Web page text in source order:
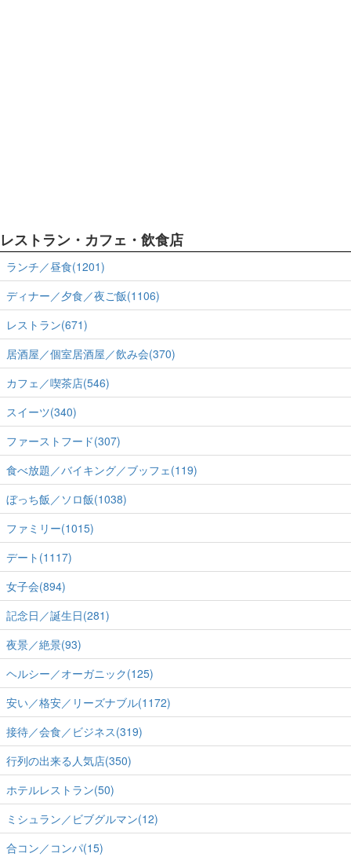
レストラン・カフェ・飲食店
ランチ／昼食(1201)
ディナー／夕食／夜ご飯(1106)
レストラン(671)
居酒屋／個室居酒屋／飲み会(370)
カフェ／喫茶店(546)
スイーツ(340)
ファーストフード(307)
食べ放題／バイキング／ブッフェ(119)
ぼっち飯／ソロ飯(1038)
ファミリー(1015)
デート(1117)
女子会(894)
記念日／誕生日(281)
夜景／絶景(93)
ヘルシー／オーガニック(125)
安い／格安／リーズナブル(1172)
接待／会食／ビジネス(319)
行列の出来る人気店(350)
ホテルレストラン(50)
ミシュラン／ビブグルマン(12)
合コン／コンパ(15)